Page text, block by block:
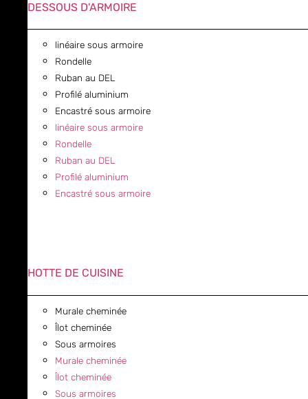
DESSOUS D'ARMOIRE
linéaire sous armoire
Rondelle
Ruban au DEL
Profilé aluminium
Encastré sous armoire
linéaire sous armoire
Rondelle
Ruban au DEL
Profilé aluminium
Encastré sous armoire
HOTTE DE CUISINE
Murale cheminée
Îlot cheminée
Sous armoires
Murale cheminée
Îlot cheminée
Sous armoires